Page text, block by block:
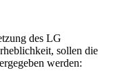
des LG
sollen die
werden: